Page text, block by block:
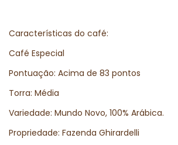
Características do café:
Café Especial
Pontuação: Acima de 83 pontos
Torra: Média
Variedade: Mundo Novo, 100% Arábica.
Propriedade: Fazenda Ghirardelli